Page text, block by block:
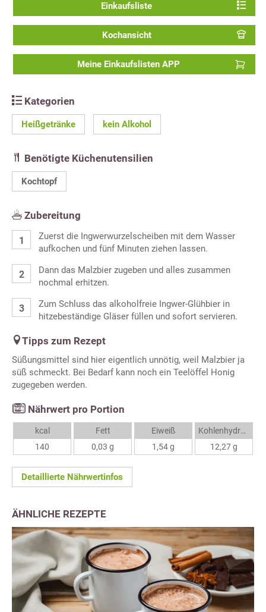
Einkaufsliste
Kochansicht
Meine Einkaufslisten APP
Kategorien
Heißgetränke kein Alkohol
Benötigte Küchenutensilien
Kochtopf
Zubereitung
Zuerst die Ingwerwurzelscheiben mit dem Wasser
aufkochen und fünf Minuten ziehen lassen.
Dann das Malzbier zugeben und alles zusammen
nochmal erhitzen.
Zum Schluss das alkoholfreie Ingwer-Glühbier in
hitzebeständige Gläser füllen und sofort servieren.
Tipps zum Rezept
Süßungsmittel sind hier eigentlich unnötig, weil Malzbier ja
süß schmeckt. Bei Bedarf kann noch ein Teelöffel Honig
zugegeben werden.
Nährwert pro Portion
kcal
140
Fett
0,03 g
Eiweiß
1,54 g
Kohlenhydrate
12,27 g
Detaillierte Nährwertinfos
ÄHNLICHE REZEPTE